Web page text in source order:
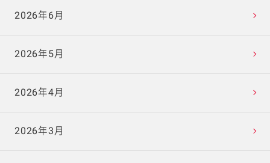
2026年6月
2026年5月
2026年4月
2026年3月